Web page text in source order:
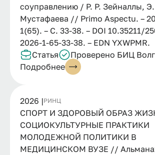
соуправлению / Р. Р. Зейналлы,
Мустафаева // Primo Aspectu. –
1(65). – С. 33-38. – DOI 10.35211/
2026-1-65-33-38. – EDN YXWPMR.
Статья
Проверено БИЦ
Подробнее
2026 |РИНЦ
СПОРТ И ЗДОРОВЫЙ ОБРАЗ
СОЦИОКУЛЬТУРНЫЕ ПРАКТИКИ
МОЛОДЕЖНОЙ ПОЛИТИКИ В
МЕДИЦИНСКОМ ВУЗЕ //